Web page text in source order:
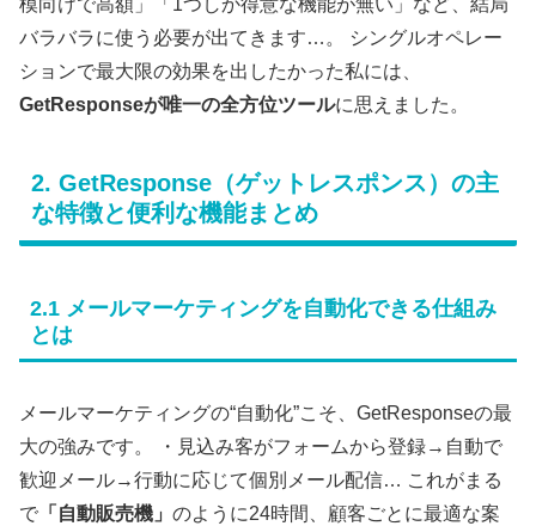
模向けで高額」「1つしか得意な機能が無い」など、結局
バラバラに使う必要が出てきます…。 シングルオペレー
ションで最大限の効果を出したかった私には、
GetResponseが唯一の全方位ツールに思えました。
2. GetResponse（ゲットレスポンス）の主
な特徴と便利な機能まとめ
2.1 メールマーケティングを自動化できる仕組み
とは
メールマーケティングの“自動化”こそ、GetResponseの最
大の強みです。 ・見込み客がフォームから登録→自動で
歓迎メール→行動に応じて個別メール配信… これがまる
で 「自動販売機」 のように24時間、顧客ごとに最適な案